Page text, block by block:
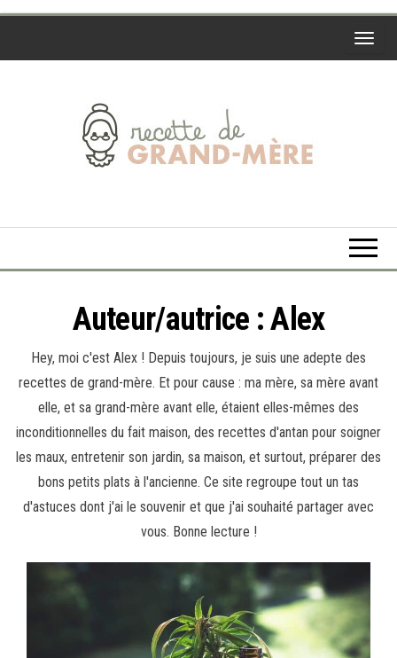
Grand-
Auteur/autrice :Alex
Hey, moi c'est Alex ! Depuis toujours, je suis une adepte des
recettes de grand-mère. Et pour cause : ma mère, sa mère avant
elle, et sa grand-mère avant elle, étaient elles-mêmes des
inconditionnelles du fait maison, des recettes d'antan pour soigner
les maux, entretenir son jardin, sa maison, et surtout, préparer des
bons petits plats à l'ancienne. Ce site regroupe tout un tas
d'astuces dont j'ai le souvenir et que j'ai souhaité partager avec
vous. Bonne lecture !